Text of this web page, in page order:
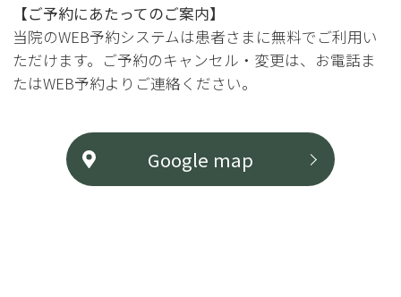
【ご予約にあたってのご案内】
当院のWEB予約システムは患者さまに無料でご利用い
ただけます。ご予約のキャンセル・変更は、お電話ま
たはWEB予約よりご連絡ください。
Google map